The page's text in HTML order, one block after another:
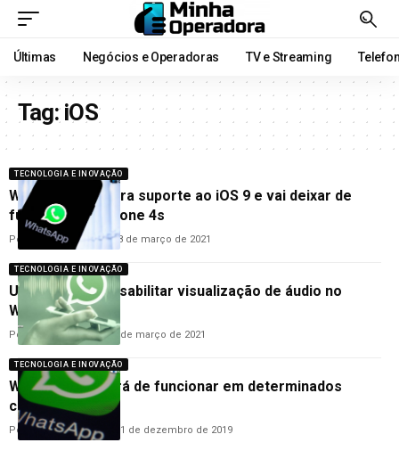
Últimas Negócios e Operadoras TV e Streaming
Tag:iOS
TECNOLOGIA E INOVAÇÃO
WhatsApp encerra suporte ao iOS 9 e vai deixar de
funcionar no IPhone 4s
Por Guilherme Almeida18 de março de 2021
TECNOLOGIA E INOVAÇÃO
Usuário pode desabilitar visualização de áudio no
WhatsApp
Por Guilherme Almeida8 de março de 2021
TECNOLOGIA E INOVAÇÃO
WhatsApp deixará de funcionar em determinados
celulares
Por Hemerson Brandão 11 de dezembro de 2019